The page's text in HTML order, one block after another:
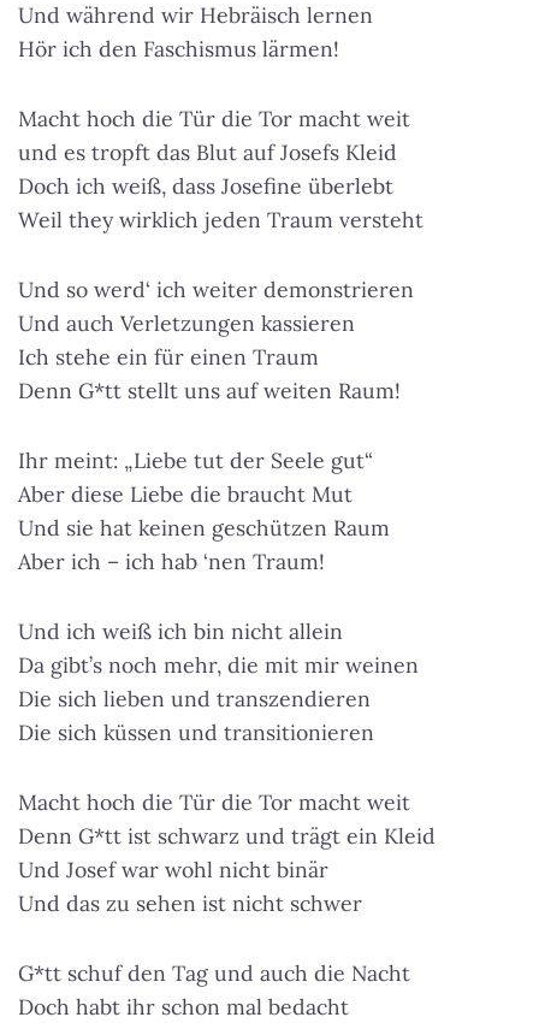
Und während wir Hebräisch lernen
Hör ich den Faschismus lärmen!
Macht hoch die Tür die Tor macht weit
und es tropft das Blut auf Josefs Kleid
Doch ich weiß, dass Josefine überlebt
Weil they wirklich jeden Traum versteht
Und so werd‘ ich weiter demonstrieren
Und auch Verletzungen kassieren
Ich stehe ein für einen Traum
Denn G*tt stellt uns auf weiten Raum!
Ihr meint: „Liebe tut der Seele gut“
Aber diese Liebe die braucht Mut
Und sie hat keinen geschützen Raum
Aber ich – ich hab ‘nen Traum!
Und ich weiß ich bin nicht allein
Da gibt’s noch mehr, die mit mir weinen
Die sich lieben und transzendieren
Die sich küssen und transitionieren
Macht hoch die Tür die Tor macht weit
Denn G*tt ist schwarz und trägt ein Kleid
Und Josef war wohl nicht binär
Und das zu sehen ist nicht schwer
G*tt schuf den Tag und auch die Nacht
Doch habt ihr schon mal bedacht